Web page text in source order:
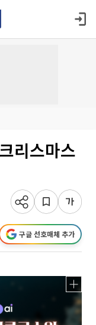
리스마스
구글 선호매체 추가